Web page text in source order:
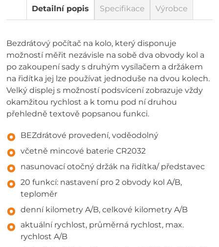
Detailní popis Specifikace Výrobce
Bezdrátový počítač na kolo, který disponuje
možností měřit nezávisle na sobě dva obvody kol a
po zakoupení sady s druhým vysílačem a držákem
na řidítka jej lze používat jednoduše na dvou kolech.
Velký displej s možností podsvícení zobrazuje vždy
okamžitou rychlost a k tomu pod ní druhou
přehledně textově popsanou funkci.
BEZdrátové provedení, voděodolný
včetně mincové baterie CR2032
nasunovací otočný držák na řidítka/ představec
20 funkcí: nastavení pro 2 obvody kol A/B,
teploměr
denní kilometry A/B, celkové kilometry A/B
aktuální rychlost, průměrná rychlost, max.
rychlost A/B